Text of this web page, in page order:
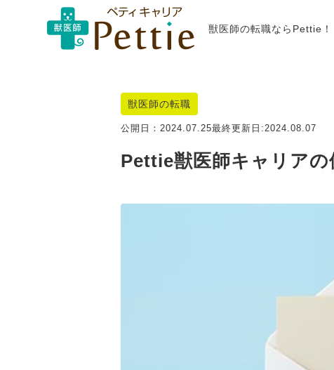
獣医師の転職ならPettie
獣医師の転職
公開日： 2024.07.25最終更新日:2024.08.07
Pettie獣医師キャリア